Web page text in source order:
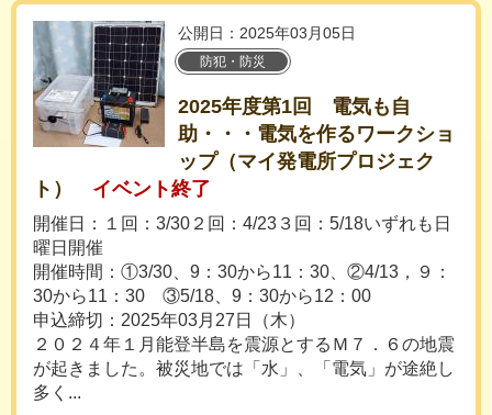
公開日：2025年03月05日
防犯・防災
2025年度第1回 電気も自
助・・・電気を作るワークショ
ップ（マイ発電所プロジェク
ト）
イベント終了
開催日：１回：3/30２回：4/23３回：5/18いずれも日
曜日開催
開催時間：①3/30、9：30から11：30、②4/13，９：
30から11：30 ③5/18、9：30から12：00
申込締切：2025年03月27日（木）
２０２４年１月能登半島を震源とするＭ７．６の地震
が起きました。被災地では「水」、「電気」が途絶し
多く...